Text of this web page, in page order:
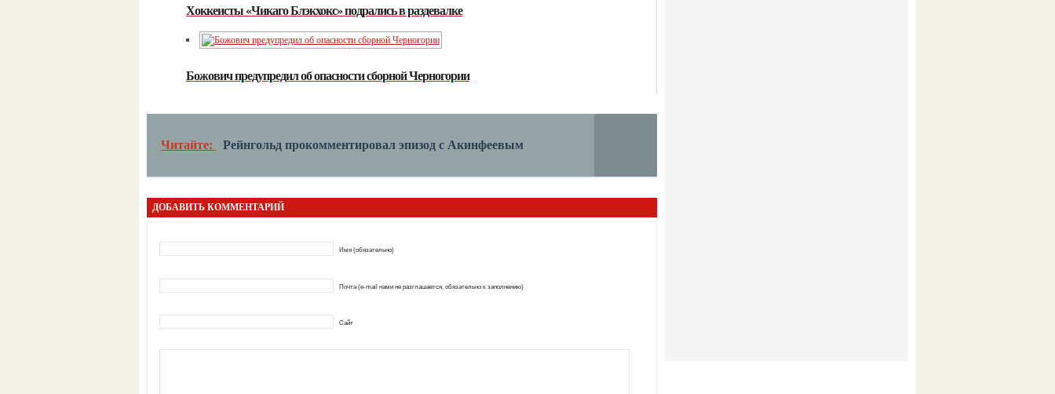
Хоккеисты «Чикаго Блэкхокс» подрались в раздевалке
Божович предупредил об опасности сборной Черногории
Читайте: Рейнгольд прокомментировал эпизод с Акинфеевым
ДОБАВИТЬ КОММЕНТАРИЙ
Имя (обязательно)
Почта (e-mail нами не разглашается, обязательно к заполнению)
Сайт